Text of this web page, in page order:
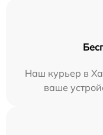
Наш курьер в
ваше